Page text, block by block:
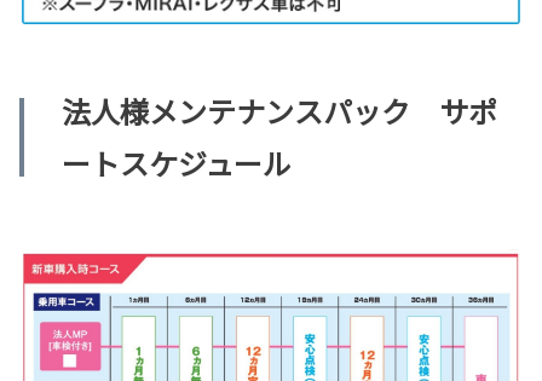
法人様メンテナンスパック サポ
ートスケジュール